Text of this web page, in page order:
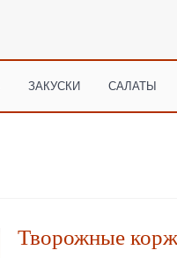
ЗАКУСКИ САЛАТЫ
Творожные